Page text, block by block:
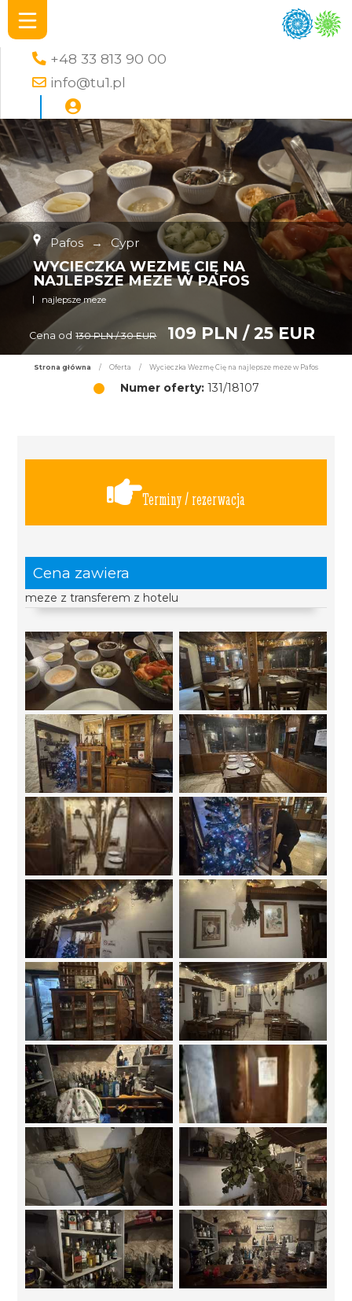
+48 33 813 90 00
info@tu1.pl
Pafos → Cypr
WYCIECZKA WEZMĘ CIĘ NA
NAJLEPSZE MEZE W PAFOS
najlepsze meze
Cena od 130 PLN / 30 EUR 109 PLN / 25 EUR
Strona główna / Oferta / Wycieczka Wezmę Cię na najlepsze meze w Pafos
Numer oferty:131/18107
Terminy / rezerwacja
Cena zawiera
meze z transferem z hotelu